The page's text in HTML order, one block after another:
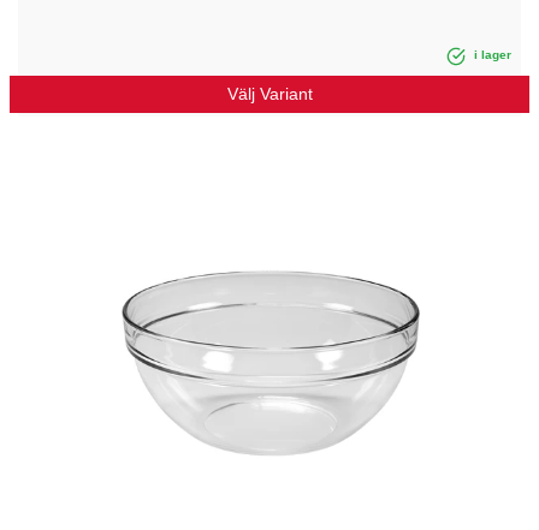
i lager
Välj Variant